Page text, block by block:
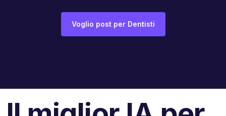
Voglio post per Dentisti